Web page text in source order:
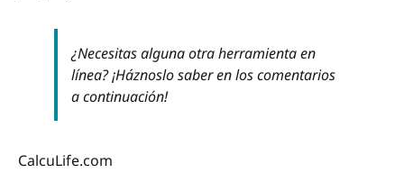
¿Necesitas alguna otra herramienta en
línea? ¡Háznoslo saber en los comentarios
a continuación!
CalcuLife.com